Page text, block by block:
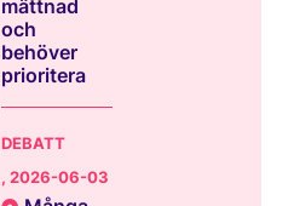
mättnad
och
behöver
prioritera
DEBATT
, 2026-06-03